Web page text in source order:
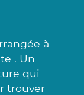
à
. Un
qui
trouver